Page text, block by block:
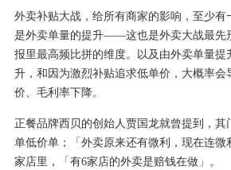
外卖补贴大战，给所有商家的影响，至少有
是外卖单量的提升——这也是外卖大战最先
报里最高频比拼的维度。以及由外卖单量提
升，和因为激烈补贴追求低单价，大概率会
价、毛利率下降。
正餐品牌西贝的创始人贾国龙就曾提到，其
单低价单；「外卖原来还有微利，现在连微
家店里，「有6家店的外卖是赔钱在做」。